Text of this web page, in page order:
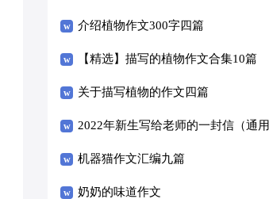
介绍植物作文300字四篇
【精选】描写的植物作文合集10篇
关于描写植物的作文四篇
2022年新生写给老师的一封信（通用
8篇）
机器猫作文汇编九篇
奶奶的味道作文